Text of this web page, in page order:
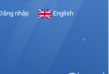
nhập English